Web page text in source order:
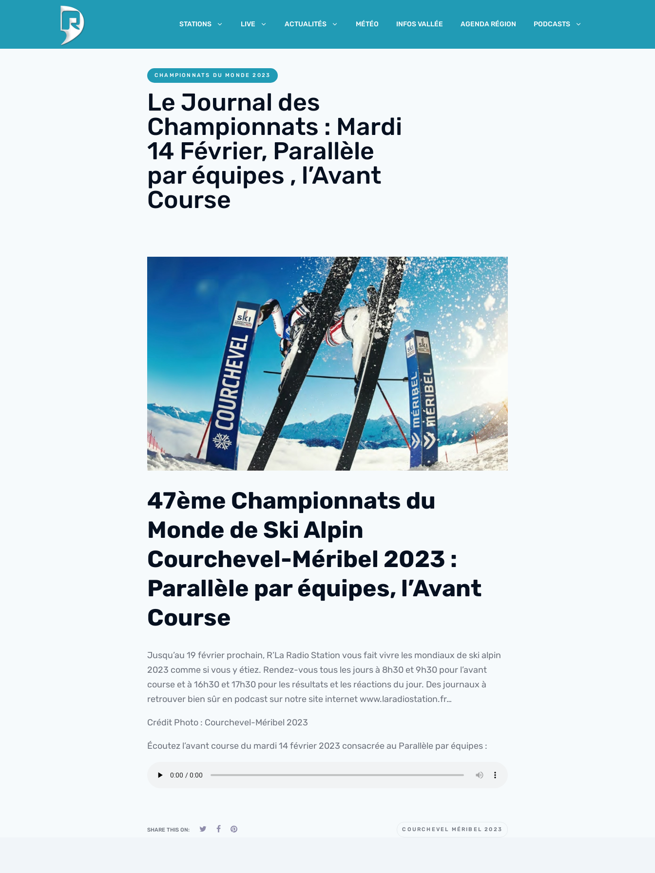
STATIONS LIVE ACTUALITÉS MÉTÉO INFOS VALLÉE AGENDA RÉGION PODCASTS
CHAMPIONNATS DU MONDE 2023
Le Journal des
Championnats : Mardi
14 Février, Parallèle
par équipes , l’Avant
Course
47ème Championnats du
Monde de Ski Alpin
Courchevel-Méribel 2023 :
Parallèle par équipes, l’Avant
Course
Jusqu’au 19 février prochain, R’La Radio Station vous fait vivre les mondiaux de ski alpin
2023 comme si vous y étiez. Rendez-vous tous les jours à 8h30 et 9h30 pour l’avant
course et à 16h30 et 17h30 pour les résultats et les réactions du jour. Des journaux à
retrouver bien sûr en podcast sur notre site internet www.laradiostation.fr…
Crédit Photo : Courchevel-Méribel 2023
Écoutez l’avant course du mardi 14 février 2023 consacrée au Parallèle par équipes :
SHARE THIS ON: COURCHEVEL MÉRIBEL 2023